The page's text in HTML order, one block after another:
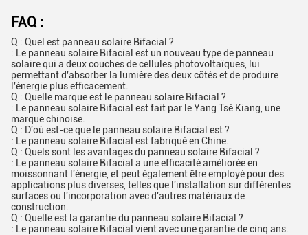
FAQ :
Q : Quel est panneau solaire Bifacial ?
: Le panneau solaire Bifacial est un nouveau type de panneau
solaire qui a deux couches de cellules photovoltaïques, lui
permettant d'absorber la lumière des deux côtés et de produire
l'énergie plus efficacement.
Q : Quelle marque est le panneau solaire Bifacial ?
: Le panneau solaire Bifacial est fait par le Yang Tsé Kiang, une
marque chinoise.
Q : D'où est-ce que le panneau solaire Bifacial est ?
: Le panneau solaire Bifacial est fabriqué en Chine.
Q : Quels sont les avantages du panneau solaire Bifacial ?
: Le panneau solaire Bifacial a une efficacité améliorée en
moissonnant l'énergie, et peut également être employé pour des
applications plus diverses, telles que l'installation sur différentes
surfaces ou l'incorporation avec d'autres matériaux de
construction.
Q : Quelle est la garantie du panneau solaire Bifacial ?
: Le panneau solaire Bifacial vient avec une garantie de cinq ans.